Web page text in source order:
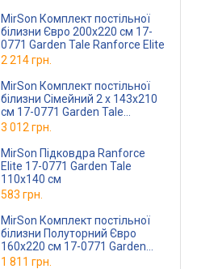
MirSon Комплект постільної
білизни Євро 200х220 см 17-
0771 Garden Tale Ranforce Elite
2 214 грн.
MirSon Комплект постільної
білизни Сімейний 2 x 143x210
см 17-0771 Garden Tale
Ranforce Elite
3 012 грн.
MirSon Підковдра Ranforce
Elite 17-0771 Garden Tale
110х140 см
583 грн.
MirSon Комплект постільної
білизни Полуторний Євро
160х220 см 17-0771 Garden
Tale Ranforce Elite
1 811 грн.